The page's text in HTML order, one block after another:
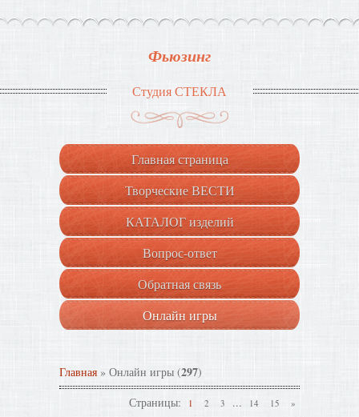
Фьюзинг
Студия СТЕКЛА
Главная страница
Творческие ВЕСТИ
КАТАЛОГ изделий
Вопрос-ответ
Обратная связь
Онлайн игры
Главная » Онлайн игры (297)
Страницы: 1 2 3 ... 14 15 »